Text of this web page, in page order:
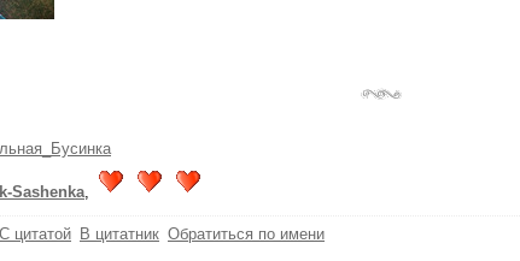
Sashenka,
С цитатой В цитатник Обратиться по имени